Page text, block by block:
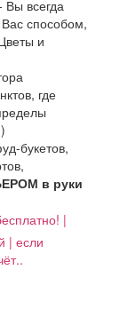
всегда
способом,
и
где
букетов,
в руки
|
| если